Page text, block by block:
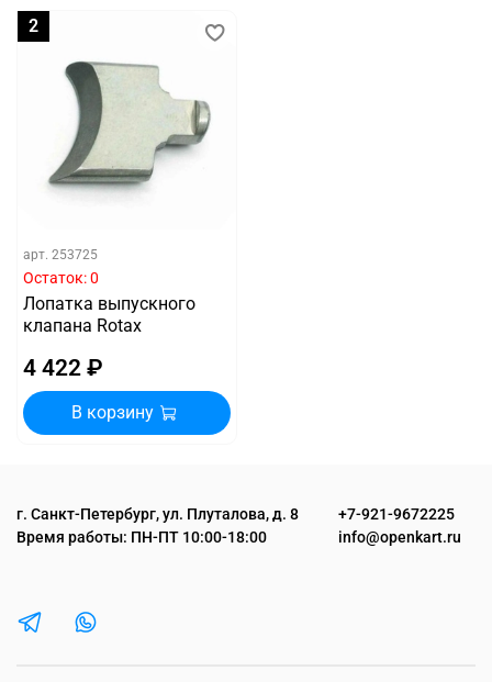
2
арт. 253725
Остаток: 0
Лопатка выпускного
клапана Rotax
4 422 ₽
В корзину
г. Санкт-Петербург, ул. Плуталова, д. 8
Время работы: ПН-ПТ 10:00-18:00
+7-921-9672225
info@openkart.ru